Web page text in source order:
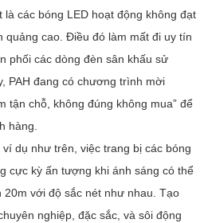
các bóng LED hoạt động không đạt
cao. Điều đó làm mất đi uy tín
phối các dòng đèn sân khấu sử
PAH đang có chương trình mời
tận chỗ, không đúng không mua” để
hàng.
dụ như trên, việc trang bị các bóng
cực kỳ ấn tượng khi ánh sáng có thể
20m với độ sắc nét như nhau. Tạo
nghiệp, đặc sắc, và sôi động